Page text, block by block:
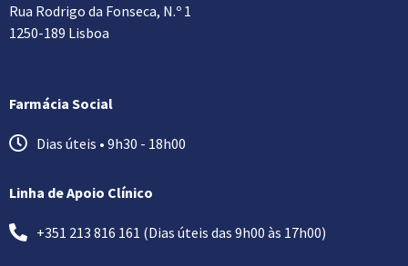
Rua Rodrigo da Fonseca, N.º 1
1250-189 Lisboa
Farmácia Social
Dias úteis • 9h30 - 18h00
Linha de Apoio Clínico
+351 213 816 161 (Dias úteis das 9h00 às 17h00)